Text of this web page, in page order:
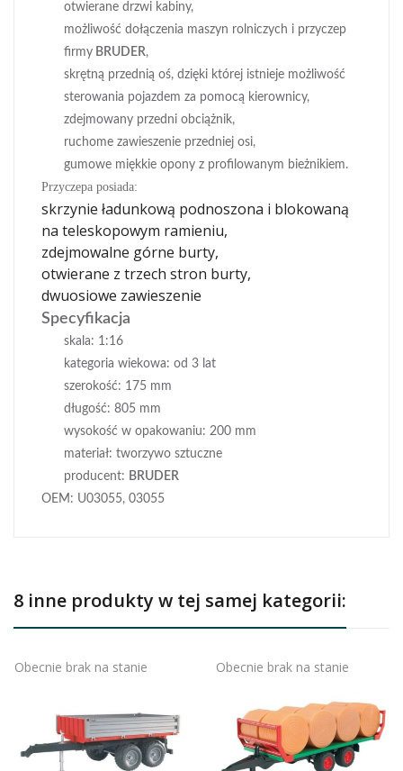
otwierane drzwi kabiny,
możliwość dołączenia maszyn rolniczych i przyczep
firmy BRUDER,
skrętną przednią oś, dzięki której istnieje możliwość
sterowania pojazdem za pomocą kierownicy,
zdejmowany przedni obciążnik,
ruchome zawieszenie przedniej osi,
gumowe miękkie opony z profilowanym bieżnikiem.
Przyczepa posiada:
skrzynie ładunkową podnoszona i blokowaną
na teleskopowym ramieniu,
zdejmowalne górne burty,
otwierane z trzech stron burty,
dwuosiowe zawieszenie
Specyfikacja
skala: 1:16
kategoria wiekowa: od 3 lat
szerokość: 175 mm
długość: 805 mm
wysokość w opakowaniu: 200 mm
materiał: tworzywo sztuczne
producent: BRUDER
OEM: U03055, 03055
8 inne produkty w tej samej kategorii:
Obecnie brak na stanie Obecnie brak na stanie